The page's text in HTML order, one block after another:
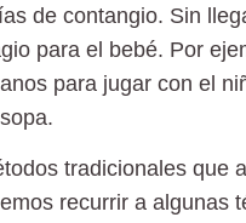
de contangio. Sin
para el bebé. Por
para jugar con el
tradicionales que
recurrir a algunas